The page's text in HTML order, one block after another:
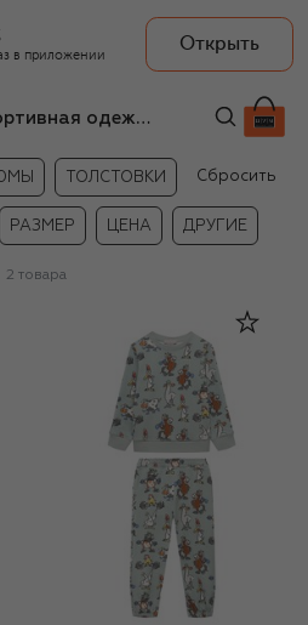
в приложении
Открыть
Серая спортивная одежда для мальчиков Stella McCartney
ТОЛСТОВКИ Сбросить
РАЗМЕР ЦЕНА ДРУГИЕ
2 товара